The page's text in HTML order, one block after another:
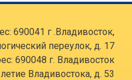
690041 г .Владивосток,
переулок, д. 17
690048 г. Владивосток
Владивостока, д. 53